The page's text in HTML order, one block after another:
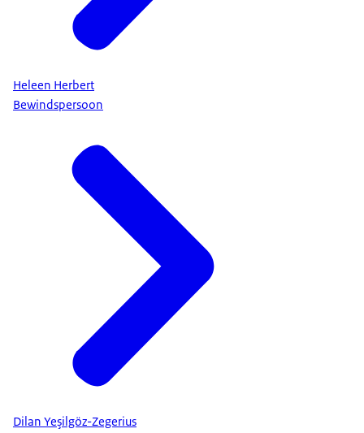
Heleen Herbert
Bewindspersoon
Dilan Yeşilgöz-Zegerius